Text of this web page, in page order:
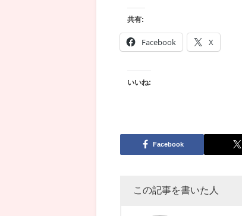
共有:
Facebook X
いいね:
Facebook
この記事を書いた人